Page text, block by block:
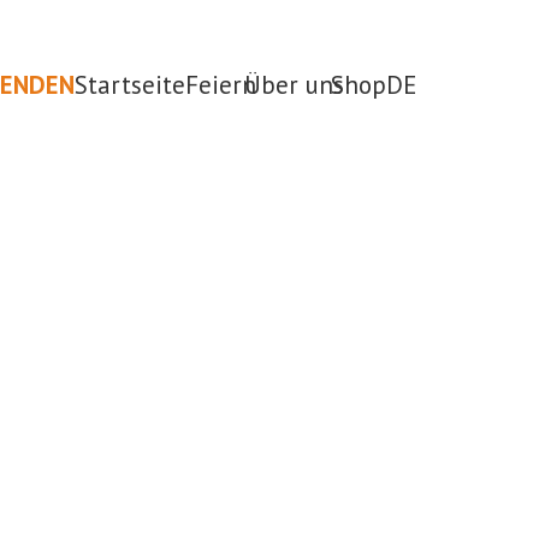
StartseiteFeiernÜber unsShopDE